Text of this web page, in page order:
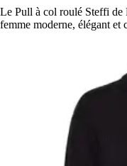
Le Pull à col roulé Steffi de
femme moderne, élégant et